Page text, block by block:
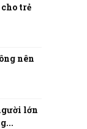
trẻ
nên
lớn